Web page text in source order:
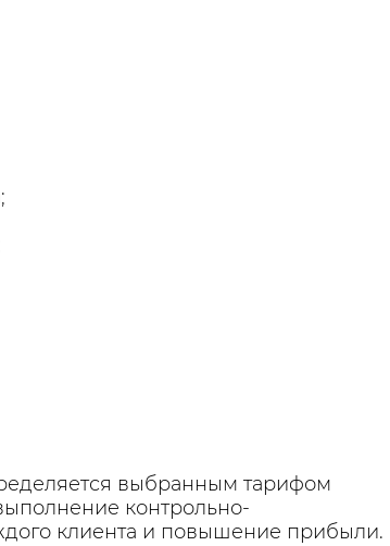
выбранным тарифом
контрольно-
клиента и повышение прибыли.